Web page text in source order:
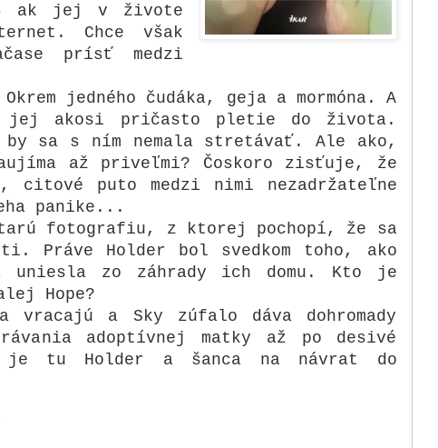
– ak jej v živote
Chce však
prísť medzi
jedného čudáka, geja a mormóna. A
jej akosi pričasto pletie do života.
sa s ním nemala stretávať. Ale ako,
až priveľmi? Čoskoro zisťuje, že
puto medzi nimi nezadržateľne
panike...
fotografiu, z ktorej pochopí, že sa
Práve Holder bol svedkom toho, ako
uniesla zo záhrady ich domu. Kto je
Hope?
vracajú a Sky zúfalo dáva dohromady
adoptívnej matky až po desivé
je tu Holder a šanca na návrat do